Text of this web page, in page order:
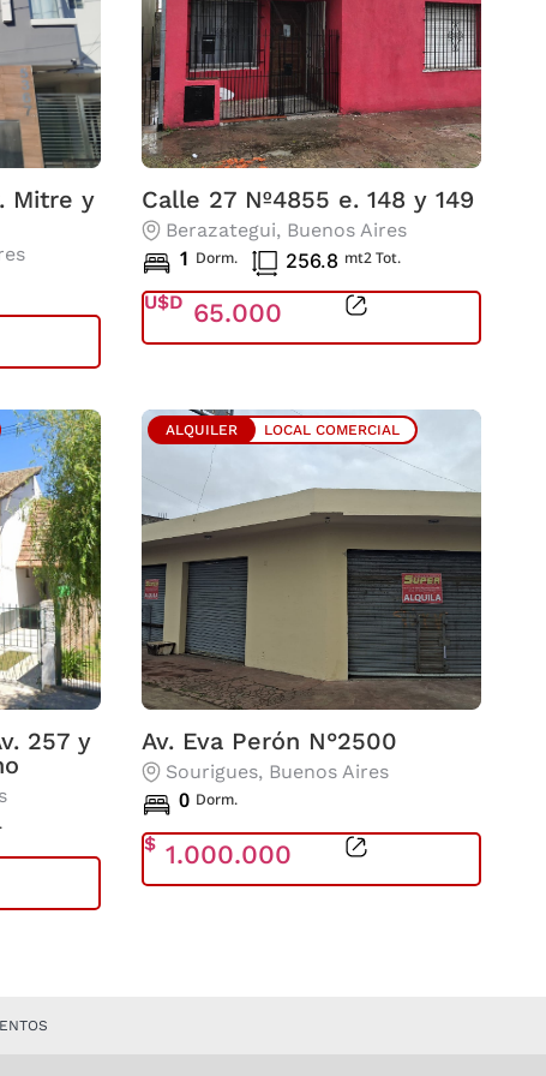
Mitre y
Calle 27 Nº4855 e. 148 y 149
Berazategui, Buenos Aires
1 Dorm. 256.8 mt2 Tot.
U$D 65.000
257 y
ALQUILER LOCAL COMERCIAL
Av. Eva Perón N°2500
Sourigues, Buenos Aires
0 Dorm.
$ 1.000.000